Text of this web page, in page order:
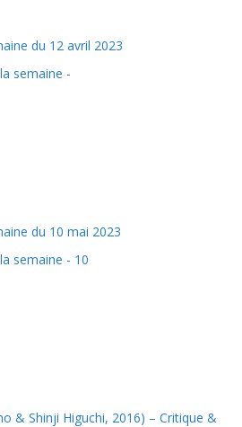
du 12 avril 2023
du 10 mai 2023
& Shinji Higuchi, 2016) – Critique &